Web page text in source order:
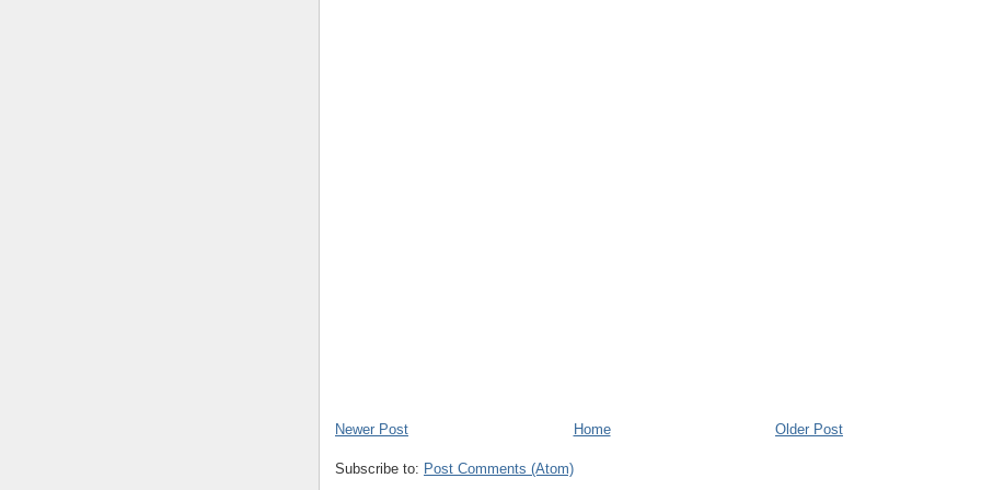
Newer Post Older Post
Home
Subscribe to: Post Comments (Atom)